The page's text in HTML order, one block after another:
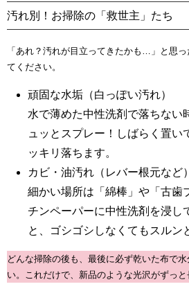
汚れ別！お掃除の「救世主」たち
「あれ？汚れが目立ってきたかも…」と思
てください。
頑固な水垢（白っぽい汚れ）
水で薄めた中性洗剤で落ちない
ュッとスプレー！しばらく置い
ッキリ落ちます。
カビ・油汚れ（ レバー根元など）
細かい場所は「綿棒」や「古歯
チンペーパーに中性洗剤を浸し
と、ゴシゴシしなくてもスルン
どんな掃除の後も、最後に必ず乾いた布で
い。これだけで、新品のような光沢がずっと